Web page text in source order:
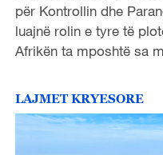
për Kontrollin dhe
luajnë rolin e tyre të
Afrikën ta mposhtë sa
LAJMET KRYESORE